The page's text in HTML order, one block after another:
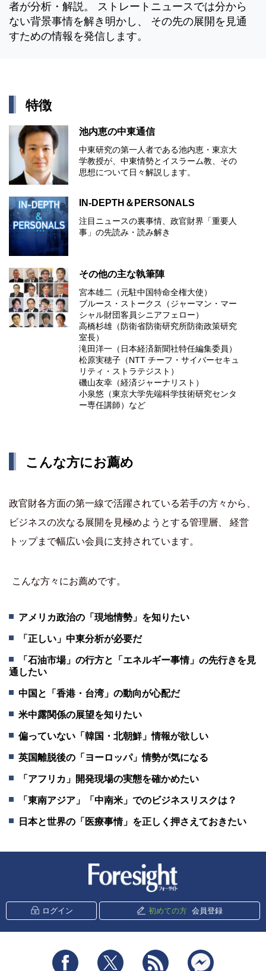
者が分析・解説。 ストレートニュースでは分から
ない背景事情を解き明かし、 その先の展開を見通
すための情報を発信します。
特徴
池内恵の中東通信
中東研究の第⼀⼈者である池内恵・東京⼤
学教授が、中東情勢とイスラーム教、その
思想について⽇々解説します。
IN-DEPTH＆PERSONALS
注目ニュースの裏事情、政官財界「重要人
事」の先読み・読み解き
その他の主な執筆陣
宮本雄二（元駐中国特命全権大使）
ブルース・ストークス（ジャーマン・マー
シャル財団客員シニアフェロー）
高橋杉雄（防衛省防衛研究所防衛政策研究
室長）
滝田洋一（日本経済新聞社特任編集委員）
松原実穂子（NTT チーフ・サイバーセキュ
リティ・ストラテジスト）
磯山友幸（経済ジャーナリスト）
小泉悠（東京大学先端科学技術研究センタ
ー専任講師）など
こんな方にお薦め
政官財各方面の第一線で活躍されている若手の方々から、
ビジネスの次なる展開を見極めようとする管理層、 経営
トップまで幅広い会員に支持されています。
こんな方々にお薦めです。
アメリカ政治の「現地情勢」を知りたい
「正しい」中東分析が必要だ
「石油市場」の行方と「エネルギー事情」の先行きを見
通したい
中国と「香港・台湾」の動向が心配だ
米中露関係の展望を知りたい
偏っていない「韓国・北朝鮮」情報が欲しい
英国離脱後の「ヨーロッパ」情勢が気になる
「アフリカ」開発現場の実態を確かめたい
「東南アジア」「中南米」でのビジネスリスクは？
日本と世界の「医療事情」を正しく押さえておきたい
ログイン 初めての方 会員登録
Facebook Twitter RSS